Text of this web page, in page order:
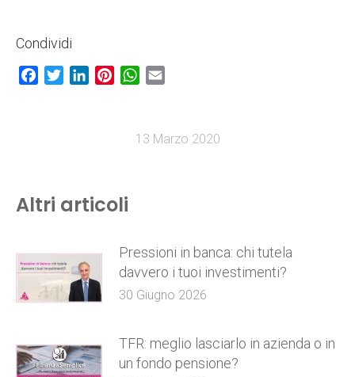
Condividi
Facebook
TwitterLinkedInPinterestWhatsApp
13 Marzo 2020
Altri articoli
Pressioni in banca: chi tutela
davvero i tuoi investimenti?
30 Giugno 2026
TFR: meglio lasciarlo in azienda o in
un fondo pensione?